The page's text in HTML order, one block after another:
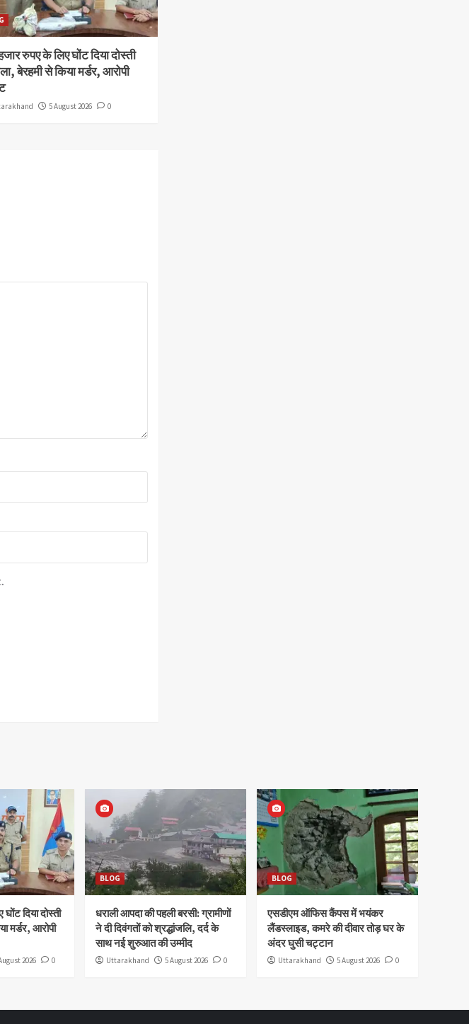
रुपए के लिए घोंट दिया दोस्ती
बेरहमी से किया मर्डर, आरोपी
5 August 2026 0
दिया दोस्ती
मर्डर, आरोपी
2026 0
BLOG
धराली आपदा की पहली बरसी: ग्रामीणों
ने दी दिवंगतों को श्रद्धांजलि, दर्द के
साथ नई शुरुआत की उम्मीद
Uttarakhand 5 August 2026 0
BLOG
एसडीएम ऑफिस कैंपस में भयंकर
लैंडस्लाइड, कमरे की दीवार तोड़ घर के
अंदर घुसी चट्टान
Uttarakhand 5 August 2026 0